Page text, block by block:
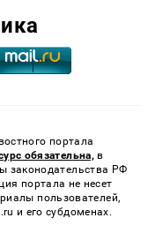
портала
обязательна, в
законодательства РФ
портала не несет
пользователей,
и его субдоменах.